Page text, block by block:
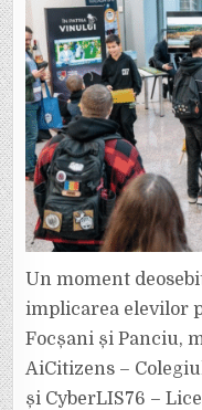
Un moment
implicarea elevilor
Focșani și Panciu,
AiCitizens –
și CyberLIS76 –